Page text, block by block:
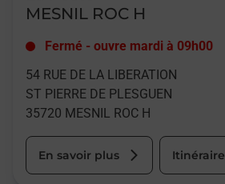
MESNIL ROC H
Fermé - ouvre mardi à 09h00
54 RUE DE LA LIBERATION
ST PIERRE DE PLESGUEN
35720 MESNIL ROC H
En savoir plus Itinéraire